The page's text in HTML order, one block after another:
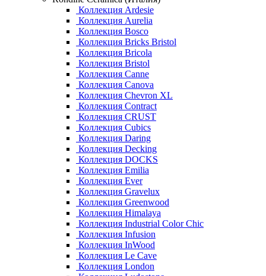
Коллекция Ardesie
Коллекция Aurelia
Коллекция Bosco
Коллекция Bricks Bristol
Коллекция Bricola
Коллекция Bristol
Коллекция Canne
Коллекция Canova
Коллекция Chevron XL
Коллекция Contract
Коллекция CRUST
Коллекция Cubics
Коллекция Daring
Коллекция Decking
Коллекция DOCKS
Коллекция Emilia
Коллекция Ever
Коллекция Gravelux
Коллекция Greenwood
Коллекция Himalaya
Коллекция Industrial Color Chic
Коллекция Infusion
Коллекция InWood
Коллекция Le Cave
Коллекция London